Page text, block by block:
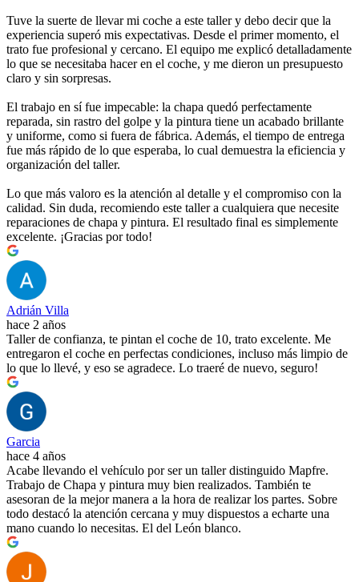
Tuve la suerte de llevar mi coche a este taller y debo decir que la
experiencia superó mis expectativas. Desde el primer momento, el
trato fue profesional y cercano. El equipo me explicó detalladamente
lo que se necesitaba hacer en el coche, y me dieron un presupuesto
claro y sin sorpresas.
El trabajo en sí fue impecable: la chapa quedó perfectamente
reparada, sin rastro del golpe y la pintura tiene un acabado brillante
y uniforme, como si fuera de fábrica. Además, el tiempo de entrega
fue más rápido de lo que esperaba, lo cual demuestra la eficiencia y
organización del taller.
Lo que más valoro es la atención al detalle y el compromiso con la
calidad. Sin duda, recomiendo este taller a cualquiera que necesite
reparaciones de chapa y pintura. El resultado final es simplemente
excelente. ¡Gracias por todo!
Adrián Villa
hace 2 años
Taller de confianza, te pintan el coche de 10, trato excelente. Me
entregaron el coche en perfectas condiciones, incluso más limpio de
lo que lo llevé, y eso se agradece. Lo traeré de nuevo, seguro!
Garcia
hace 4 años
Acabe llevando el vehículo por ser un taller distinguido Mapfre.
Trabajo de Chapa y pintura muy bien realizados. También te
asesoran de la mejor manera a la hora de realizar los partes. Sobre
todo destacó la atención cercana y muy dispuestos a echarte una
mano cuando lo necesitas. El del León blanco.